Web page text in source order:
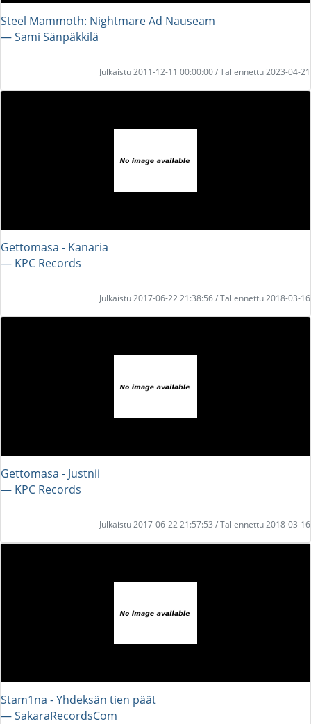
Steel Mammoth: Nightmare Ad Nauseam
― Sami Sänpäkkilä
Julkaistu 2011-12-11 00:00:00 / Tallennettu 2023-04-21
Gettomasa - Kanaria
― KPC Records
Julkaistu 2017-06-22 21:38:56 / Tallennettu 2018-03-16
Gettomasa - Justnii
― KPC Records
Julkaistu 2017-06-22 21:57:53 / Tallennettu 2018-03-16
Stam1na - Yhdeksän tien päät
― SakaraRecordsCom